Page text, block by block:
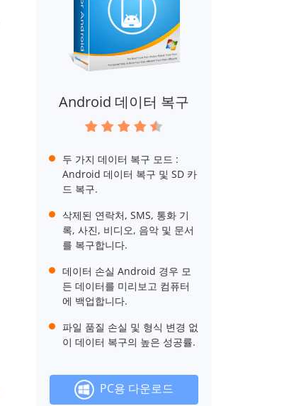
Android 데이터 복구
두 가지 데이터 복구 모드 :
Android 데이터 복구 및 SD 카
드 복구.
삭제된 연락처, SMS, 통화 기
록, 사진, 비디오, 음악 및 문서
를 복구합니다.
데이터 손실 Android 경우 모
든 데이터를 미리보고 컴퓨터
에 백업합니다.
파일 품질 손실 및 형식 변경 없
이 데이터 복구의 높은 성공률.
PC용 다운로드